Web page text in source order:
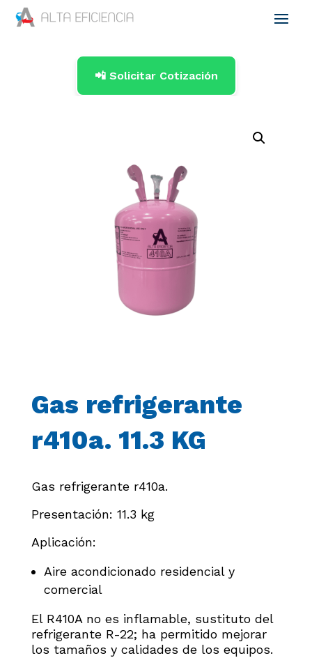
📲 Solicitar Cotización
Gas refrigerante
r410a. 11.3 KG
Gas refrigerante r410a.
Presentación: 11.3 kg
Aplicación:
Aire acondicionado residencial y
comercial
El R410A no es inflamable, sustituto del
refrigerante R-22; ha permitido mejorar
los tamaños y calidades de los equipos.